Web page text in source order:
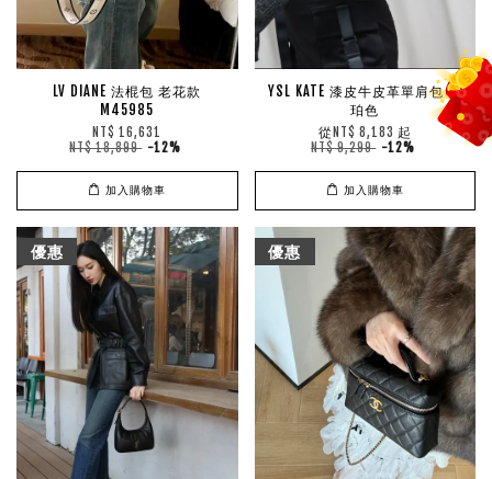
LV DIANE 法棍包 老花款
M45985
NT$ 16,631
NT$ 18,899 -12%
加入購物車
YSL KATE 漆皮牛皮革單肩包 琥
珀色
從 NT$ 8,183 起
NT$ 9,299 -12%
加入購物車
優惠 優惠